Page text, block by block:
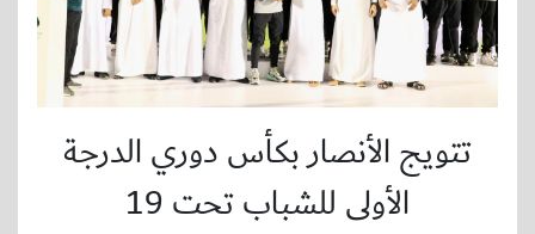
تتويج الأنصار بكأس دوري الدرجة
الأولى للشباب تحت 19